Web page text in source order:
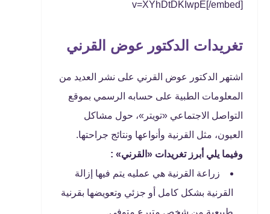
v=XYhDtDKIwpE[/embed]
تغريدات الدكتور عوض القرني
اشتهر الدكتور عوض القرني على نشر العديد من
المعلومات الطبية على حسابه الرسمي بموقع
التواصل الاجتماعي «تويتر»، حول مشاكل
العيون، مثل القرنية وأنواعها ونتائج جراحتها.
وفيما يلي أبرز تغريدات «القرني» :
زراعة القرنية هي عمليه يتم فيها إزالة
القرنية بشكل كامل أو جزئي وتعويضها بقرنية
طبيعية من شخص متبرع متوفي.